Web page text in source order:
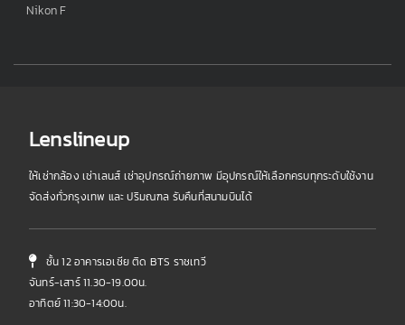
Nikon F
Lenslineup
ให้เช่ากล้อง เช่าเลนส์ เช่าอุปกรณ์ถ่ายภาพ มีอุปกรณ์ให้เลือกครบทุกระดับใช้งาน
จัดส่งทั่วกรุงเทพ และ ปริมณฑล รับคืนที่สนามบินได้
ชั้น 12 อาคารเอเชีย ติด BTS ราชเทวี
จันทร์-เสาร์ 11.30-19.00น.
อาทิตย์ 11:30-14:00น.